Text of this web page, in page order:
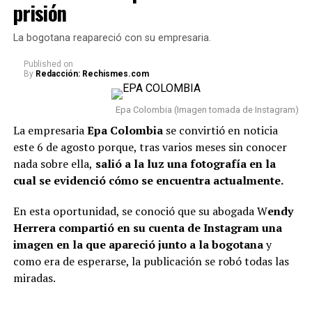
recientemente porque, tras varios meses de volver a su
vida real, re veló cómo se encuentra actualmente su
“Van dos meses. Hoy, después
de dos meses, estoy
totalmente tranquilo, estoy
bien. Incluso, para que dejen el
tema ahí también, con la
mamá de la niña estoy bien.
Como se lo dije a ella, tal vez
en algunas vainas no
compaginamos, se acabó lo
prisión
La bogotana reapareció con su empresaria.
Published on
By Redacción: Rechismes.com
Epa Colombia (Imagen tomada de Instagram)
La empresariaEpa Colombiase convirtió en noticia
este 6 de agosto porque, tras varios meses sin conocer
nada sobre ella, salió a la luz una fotografía en la
cual se evidenció cómo se encuentra actualmente.
En esta oportunidad, se conoció que su abogada Wendy
Herrera compartió en su cuenta de Instagram una
imagen en la que apareció junto a la bogotanay
como era de esperarse, la publicación se robó todas las
miradas.